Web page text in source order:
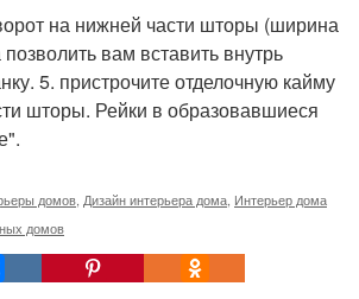
на нижней части шторы (ширина
вам вставить внутрь
5. пристрочите отделочную кайму
шторы. Рейки в образовавшиеся
домов, Дизайн интерьера дома, Интерьер дома
домов